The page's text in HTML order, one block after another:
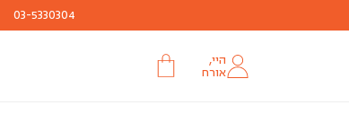
03-5330304
היי,
אורח